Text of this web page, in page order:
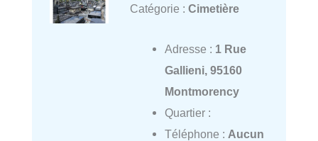
Catégorie : Cimetière
Adresse : 1 Rue
Gallieni, 95160
Montmorency
Quartier :
Téléphone : Aucun